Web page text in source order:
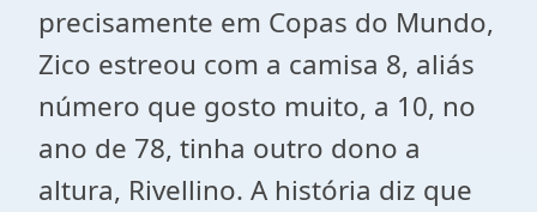
precisamente em Copas do Mundo,
Zico estreou com a camisa 8, aliás
número que gosto muito, a 10, no
ano de 78, tinha outro dono a
altura, Rivellino. A história diz que